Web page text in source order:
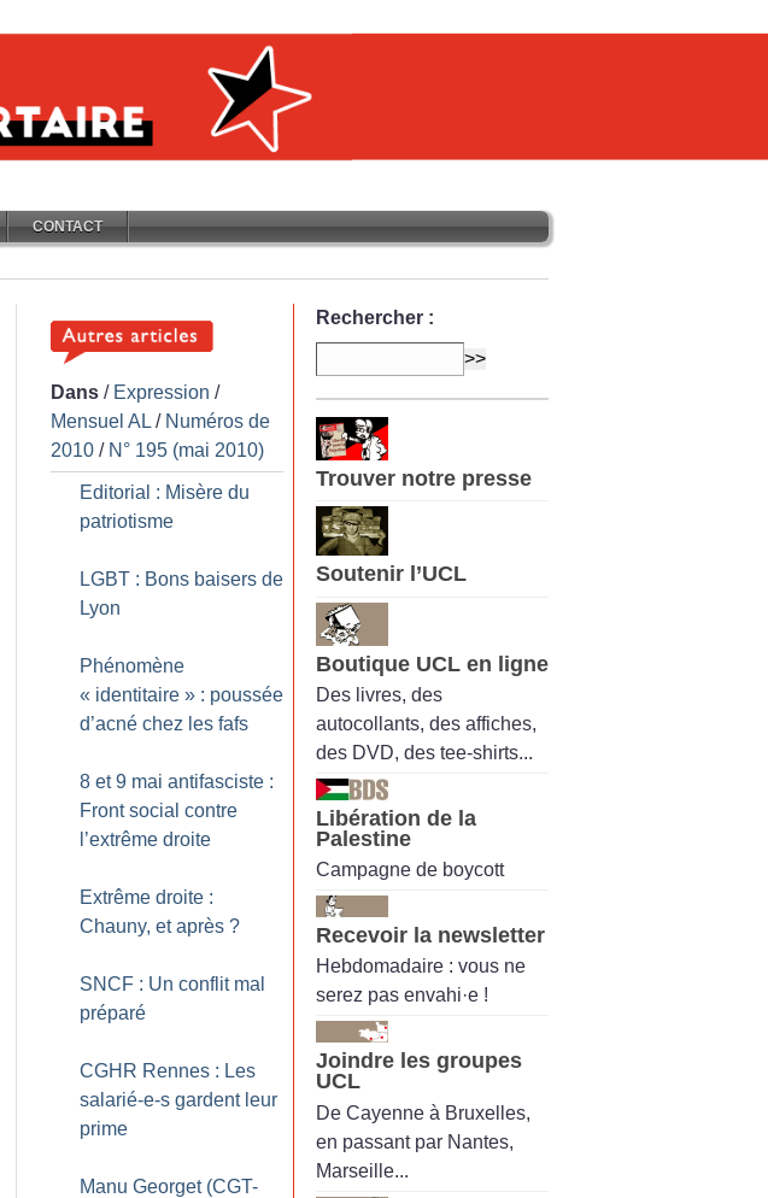
CONTACT
Dans / Expression /
Mensuel AL / Numéros de
2010 / N° 195 (mai 2010)
Editorial : Misère du
patriotisme
LGBT : Bons baisers de
Lyon
Phénomène
« identitaire » : poussée
d’acné chez les fafs
8 et 9 mai antifasciste :
Front social contre
l’extrême droite
Extrême droite :
Chauny, et après ?
SNCF : Un conflit mal
préparé
CGHR Rennes : Les
salarié-e-s gardent leur
prime
Manu Georget (CGT-
Rechercher :
Trouver notre presse
Soutenir l’UCL
Boutique UCL en ligne
Des livres, des
autocollants, des affiches,
des DVD, des tee-shirts...
Libération de la
Palestine
Campagne de boycott
Recevoir la newsletter
Hebdomadaire : vous ne
serez pas envahi·e !
Joindre les groupes
UCL
De Cayenne à Bruxelles,
en passant par Nantes,
Marseille...